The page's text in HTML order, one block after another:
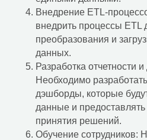
Внедрение ETL-
внедрить процессы ETL
преобразования и
данных.
Разработка отчетности
Необходимо
дэшборды, которые
данные и
принятия решений.
Обучение сотрудников:
VK Workspace
Офисные решения
Ноутбуки и ПК
Сетевое оборудование
Серверы и СХД
Российские
операционные системы